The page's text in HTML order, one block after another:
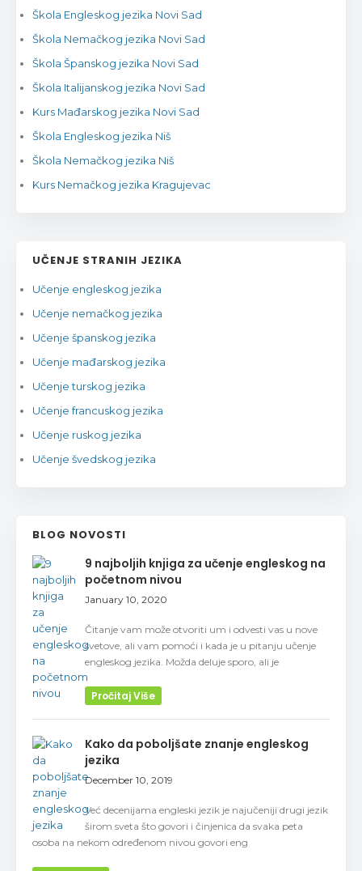
Škola Engleskog jezika Novi Sad
Škola Nemačkog jezika Novi Sad
Škola Španskog jezika Novi Sad
Škola Italijanskog jezika Novi Sad
Kurs Mađarskog jezika Novi Sad
Škola Engleskog jezika Niš
Škola Nemačkog jezika Niš
Kurs Nemačkog jezika Kragujevac
UČENJE STRANIH JEZIKA
Učenje engleskog jezika
Učenje nemačkog jezika
Učenje španskog jezika
Učenje mađarskog jezika
Učenje turskog jezika
Učenje francuskog jezika
Učenje ruskog jezika
Učenje švedskog jezika
BLOG NOVOSTI
9 najboljih knjiga za učenje engleskog na
početnom nivou
January 10, 2020
Čitanje vam može otvoriti um i odvesti vas u nove
svetove, ali vam pomoći i kada je u pitanju učenje
engleskog jezika. Možda deluje sporo, ali je
Pročitaj Više
Kako da poboljšate znanje engleskog
jezika
December 10, 2019
Već decenijama engleski jezik je najučeniji drugi jezik
širom sveta što govori i činjenica da svaka peta
osoba na nekom određenom nivou govori eng